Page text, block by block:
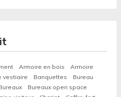
Armoire en bois
Armoire
vestiaire Banquettes
Bureau
Bureaux open space